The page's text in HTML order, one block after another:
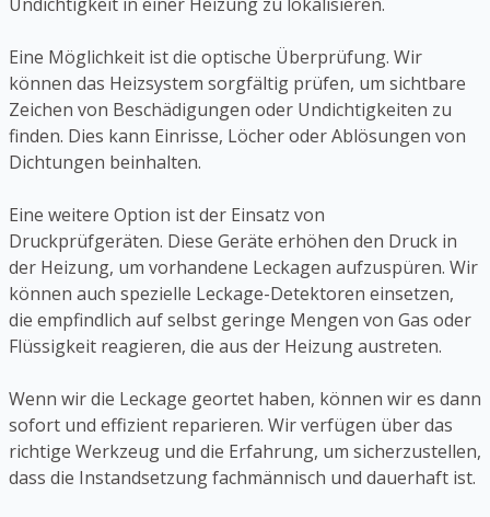
Eine Möglichkeit ist die optische Überprüfung. Wir
können das Heizsystem sorgfältig prüfen, um sichtbare
Zeichen von Beschädigungen oder Undichtigkeiten zu
finden. Dies kann Einrisse, Löcher oder Ablösungen von
Dichtungen beinhalten.
Eine weitere Option ist der Einsatz von
Druckprüfgeräten. Diese Geräte erhöhen den Druck in
der Heizung, um vorhandene Leckagen aufzuspüren. Wir
können auch spezielle Leckage-Detektoren einsetzen,
die empfindlich auf selbst geringe Mengen von Gas oder
Flüssigkeit reagieren, die aus der Heizung austreten.
Wenn wir die Leckage geortet haben, können wir es dann
sofort und effizient reparieren. Wir verfügen über das
richtige Werkzeug und die Erfahrung, um sicherzustellen,
dass die Instandsetzung fachmännisch und dauerhaft ist.